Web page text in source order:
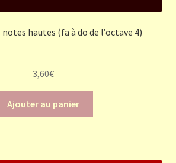
hautes (fa à do de l’octave 4)
3,60€
Ajouter au panier